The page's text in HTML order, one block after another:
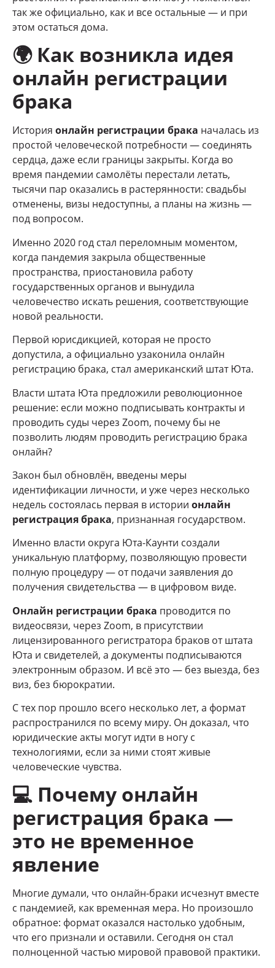
так же официально, как и все остальные — и при
этом остаться дома.
🌍Как возникла идея
онлайн регистрации
брака
История онлайн регистрации брака началась из
простой человеческой потребности — соединять
сердца, даже если границы закрыты. Когда во
время пандемии самолёты перестали летать,
тысячи пар оказались в растерянности: свадьбы
отменены, визы недоступны, а планы на жизнь —
под вопросом.
Именно 2020 год стал переломным моментом,
когда пандемия закрыла общественные
пространства, приостановила работу
государственных органов и вынудила
человечество искать решения, соответствующие
новой реальности.
Первой юрисдикцией, которая не просто
допустила, а официально узаконила онлайн
регистрацию брака, стал американский штат Юта.
Власти штата Юта предложили революционное
решение: если можно подписывать контракты и
проводить суды через Zoom, почему бы не
позволить людям проводить регистрацию брака
онлайн?
Закон был обновлён, введены меры
идентификации личности, и уже через несколько
недель состоялась первая в истории онлайн
регистрация брака, признанная государством.
Именно власти округа Юта-Каунти создали
уникальную платформу, позволяющую провести
полную процедуру — от подачи заявления до
получения свидетельства — в цифровом виде.
Онлайн регистрации брака проводится по
видеосвязи, через Zoom, в присутствии
лицензированного регистратора браков от штата
Юта и свидетелей, а документы подписываются
электронным образом. И всё это — без выезда, без
виз, без бюрократии.
С тех пор прошло всего несколько лет, а формат
распространился по всему миру. Он доказал, что
юридические акты могут идти в ногу с
технологиями, если за ними стоят живые
человеческие чувства.
💻 Почему онлайн
регистрация брака —
это не временное
явление
Многие думали, что онлайн-браки исчезнут вместе
с пандемией, как временная мера. Но произошло
обратное: формат оказался настолько удобным,
что его признали и оставили. Сегодня он стал
полноценной частью мировой правовой практики.